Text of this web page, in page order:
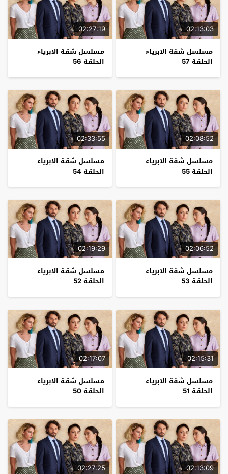
02:13:03
مسلسل شقة الابرياء
الحلقة 57
02:27:19
مسلسل شقة الابرياء
الحلقة 56
02:08:52
مسلسل شقة الابرياء
الحلقة 55
02:33:55
مسلسل شقة الابرياء
الحلقة 54
02:06:52
مسلسل شقة الابرياء
الحلقة 53
02:19:29
مسلسل شقة الابرياء
الحلقة 52
02:15:31
مسلسل شقة الابرياء
الحلقة 51
02:17:07
مسلسل شقة الابرياء
الحلقة 50
02:13:09
02:27:25